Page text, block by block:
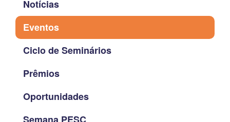
Notícias
Eventos
Ciclo de Seminários
Prêmios
Oportunidades
Semana PESC